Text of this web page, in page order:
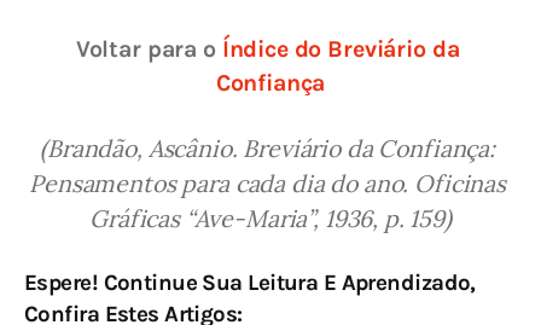
Voltar para o Índice do Breviário da
Confiança
(Brandão, Ascânio. Breviário da Confiança:
Pensamentos para cada dia do ano. Oficinas
Gráficas “Ave-Maria”, 1936, p. 159)
Espere! Continue Sua Leitura E Aprendizado,
Confira Estes Artigos: